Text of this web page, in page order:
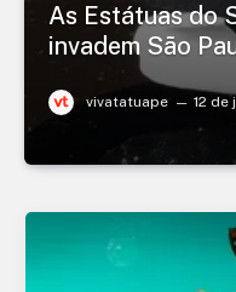
As Estátuas do
invadem São
vivatatuape 12 de